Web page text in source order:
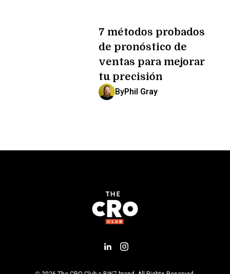
7 métodos probados
de pronóstico de
ventas para mejorar
tu precisión
ByPhil Gray
Add us on LinkedIn
Follow us on